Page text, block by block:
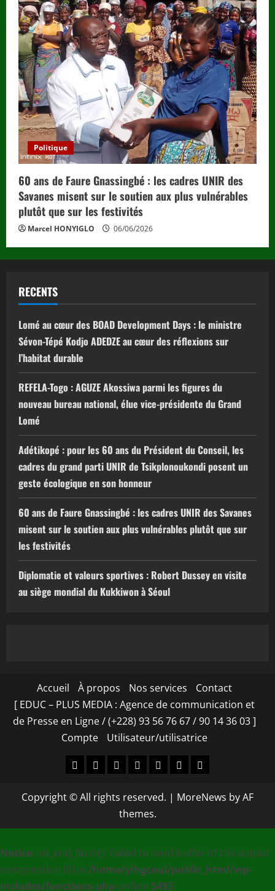
Politique
60 ans de Faure Gnassingbé : les cadres UNIR des
Savanes misent sur le soutien aux plus vulnérables
plutôt que sur les festivités
Marcel HONYIGLO 06/06/2026
RECENTS
Lomé au cœur des BOAD Development Days : le ministre
Sévon-Tépé Kodjo ADEDZE au cœur des réflexions sur
l’habitat durable
REFELA-Togo : AGUZE Akossiwa parmi les figures du
nouveau bureau national, élue vice-présidente du Grand
Lomé
Adétikopé : pour les 60 ans du Président du Conseil, les
cadres du grand parti UNIR de Tsikplonoukondi posent un
geste écologique en son honneur
60 ans de Faure Gnassingbé : les cadres UNIR des Savanes
misent sur le soutien aux plus vulnérables plutôt que sur
les festivités
Diplomatie et valeurs sportives : Robert Dussey en visite
au siège mondial du Kukkiwon à Séoul
Accueil À propos Nos services
Contact
[ EDUC – PLUS MEDIA : Agence de communication et
de Presse en Ligne / (+228) 93 56 76 67 / 90 14 36 03 ]
Compte
Utilisateur/utilisatrice
Accueil
À
Nos
Contact
[
–
PLUS
:
Agence
de
CompteUtilisateur/
Copyright © All rights reserved. | MoreNews by AF
themes.
Notice: ob_end_flush(): Failed to send buffer of zlib output
compression (0) in /home/ylhgcaui/public_html/wp-
includes/functions.php on line 5493